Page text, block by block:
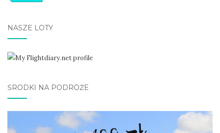
NASZE LOTY
ŚRODKI NA PODRÓŻE